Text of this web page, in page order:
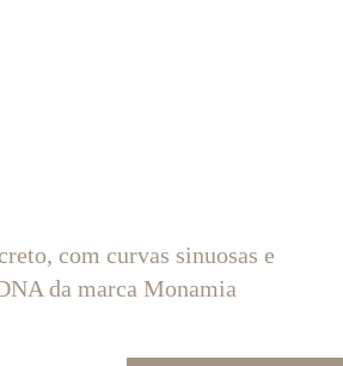
com curvas sinuosas e
da marca Monamia